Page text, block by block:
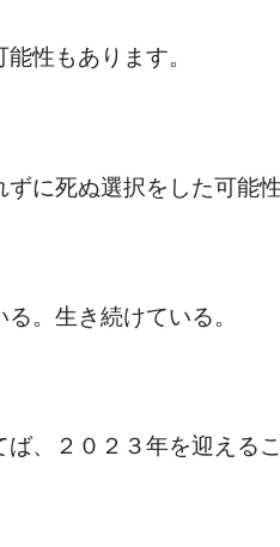
性もあります。
に死ぬ選択をした可能性
。生き続けている。
、２０２３年を迎えるこ